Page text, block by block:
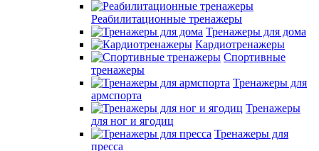
Реабилитационные тренажеры
Тренажеры для дома
Кардиотренажеры
Спортивные
тренажеры
Тренажеры для
армспорта
Тренажеры
для ног и ягодиц
Тренажеры для
пресса